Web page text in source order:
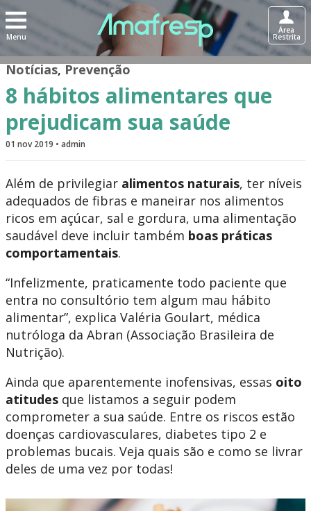
Menu
Área
Restrita
Notícias,Prevenção
8 hábitos alimentares que
prejudicam sua saúde
01 nov 2019 • admin
Além de privilegiar alimentos naturais, ter níveis
adequados de fibras e maneirar nos alimentos
ricos em açúcar, sal e gordura, uma alimentação
saudável deve incluir também boas práticas
comportamentais.
“Infelizmente, praticamente todo paciente que
entra no consultório tem algum mau hábito
alimentar”, explica Valéria Goulart, médica
nutróloga da Abran (Associação Brasileira de
Nutrição).
Ainda que aparentemente inofensivas, essas oito
atitudes que listamos a seguir podem
comprometer a sua saúde. Entre os riscos estão
doenças cardiovasculares, diabetes tipo 2 e
problemas bucais. Veja quais são e como se livrar
deles de uma vez por todas!